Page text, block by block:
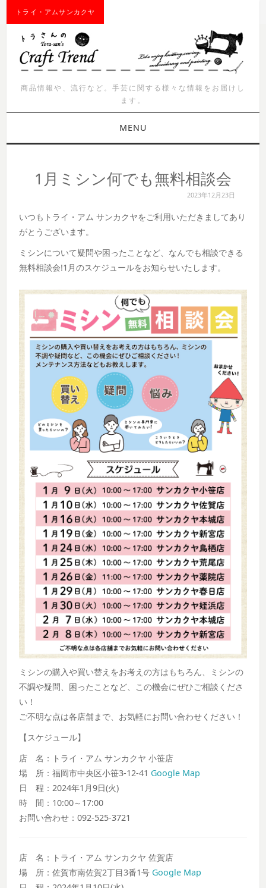
トライ・アムサンカクヤ
商品情報や、流行など。手芸に関する様々な情報をお届けし
ます。
MENU
商品紹介
イベント
ワークショップ
1月ミシン何でも無料相談会
2023年12月23日
いつもトライ・アム サンカクヤをご利用いただきましてあり
がとうございます。
ミシンについて疑問や困ったことなど、なんでも相談できる
無料相談会!1月のスケジュールをお知らせいたします。
ミシンの購入や買い替えをお考えの方はもちろん、ミシンの
不調や疑問、困ったことなど、この機会にぜひご相談くださ
い！
ご不明な点は各店舗まで、お気軽にお問い合わせください！
【スケジュール】
店 名：トライ・アム サンカクヤ 小笹店
場 所：福岡市中央区小笹3-12-41 Google Map
日 程：2024年1月9日(火)
時 間：10:00～17:00
お問い合わせ：092-525-3721
店 名：トライ・アム サンカクヤ 佐賀店
場 所：佐賀市南佐賀2丁目3番1号 Google Map